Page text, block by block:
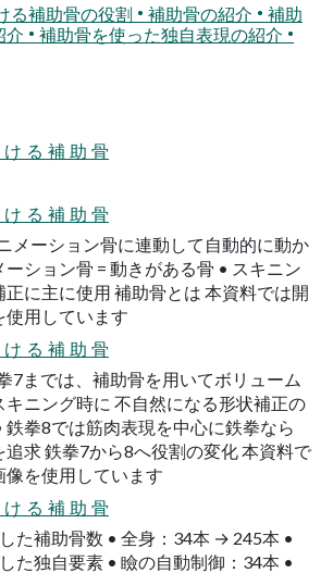
る補助骨の役割 • 補助骨の紹介 • 補助
• 補助骨を使った独自表現の紹介 •
る 補 助 骨
る 補 助 骨
メーション骨に連動して自動的に動か
ーション骨 = 動きがある骨 • スキニン
正に主に使用 補助骨とは 本資料では開
使用しています
る 補 助 骨
7までは、補助骨を用いてボリューム
キニング時に 不自然になる形状補正の
鉄拳8では筋肉表現を中心に鉄拳なら
追求 鉄拳7から8へ役割の変化 本資料で
像を使用しています
る 補 助 骨
た補助骨数 • 全身：34本 → 245本 •
た独自要素 • 瞼の自動制御：34本 •